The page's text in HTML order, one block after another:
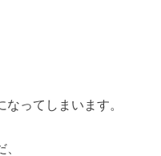
ってしまいます。